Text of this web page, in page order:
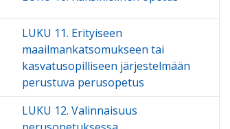
LUKU 11. Erityiseen
maailmankatsomukseen tai
kasvatusopilliseen järjestelmään
perustuva perusopetus
LUKU 12. Valinnaisuus